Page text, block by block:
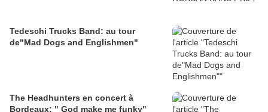
Tedeschi Trucks Band: au tour
de"Mad Dogs and Englishmen"
The Headhunters en concert à
Bordeaux: " God make me funky"